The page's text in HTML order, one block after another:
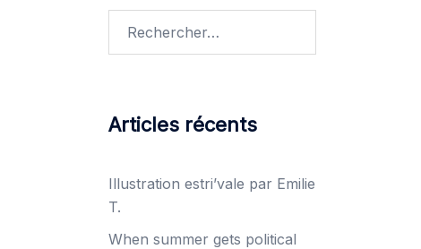
Articles récents
Illustration estri’vale par Emilie
T.
When summer gets political